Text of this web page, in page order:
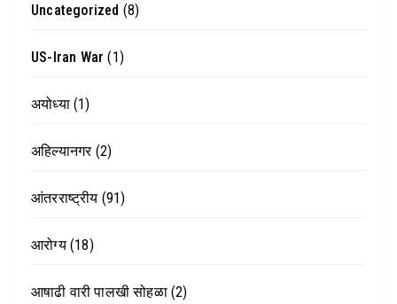
Uncategorized (8)
US-Iran War (1)
अयोध्या(1)
अहिल्यानगर(2)
आंतरराष्ट्रीय (91)
आरोग्य(18)
आषाढी वारी पालखी सोहळा(2)